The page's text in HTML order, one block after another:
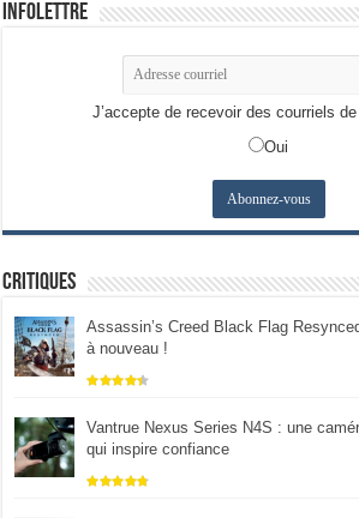
Infolettre
J’accepte de recevoir des courriels
Oui
Critiques
Assassin’s Creed Black Flag
à nouveau !
Vantrue Nexus Series N4S : une
qui inspire confiance